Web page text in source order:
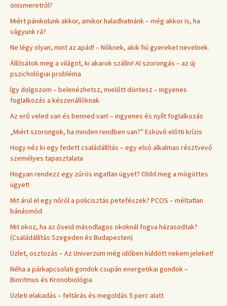
önismeretről?
Miért pánikolunk akkor, amikor haladhatnánk – még akkor is, ha
vágyunk rá?
Ne légy olyan, mint az apád! – Nőknek, akik fiú gyereket nevelnek.
Állítsátok meg a világot, ki akarok szállni! AI szorongás – az új
pszichológiai probléma
Így dolgozom – belenézhetsz, mielőtt döntesz – Ingyenes
foglalkozás a készenállóknak
Az erő veled van és benned van! – ingyenes és nyílt foglalkozás
„Miért szorongok, ha minden rendben van?” Esküvő előtti krízis
Hogy néz ki egy fedett családállítás – egy első alkalmas résztvevő
személyes tapasztalata
Hogyan rendezz egy zűrös ingatlan ügyet? Oldd meg a mögöttes
ügyet!
Mit árul el egy nőről a policisztás petefészek? PCOS – méltatlan
bánásmód
Mit okoz, ha az őseid másodlagos okoknál fogva házasodtak?
(Családállítás Szegeden és Budapesten)
Üzlet, osztozás – Az Univerzum még időben küldött nekem jeleket!
Néha a párkapcsolati gondok csupán energetikai gondok –
Bioritmus és Kronobiológia
Üzleti elakadás – feltárás és megoldás 5 perc alatt